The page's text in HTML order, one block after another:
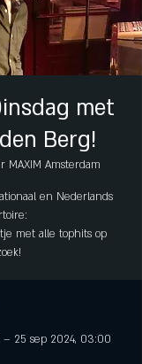
met
Berg!
MAXIM Amsterdam
en Nederlands
met alle tophits op
– 25 sep 2024, 03:00